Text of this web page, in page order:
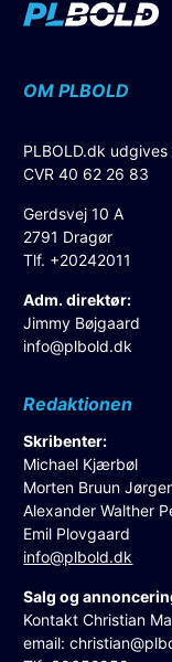
OM PLBOLD
PLBOLD.dk
CVR 40 62 26 83
Gerdsvej 10 A
2791 Dragør
Tlf. +20242011
Adm. direktør:
Jimmy Bøjgaard
info@plbold.dk
Redaktionen
Skribenter:
Michael Kjærbøl
Morten Bruun
Alexander Walther
Emil Plovgaard
info@plbold.dk
Salg og
Kontakt Christian
email: